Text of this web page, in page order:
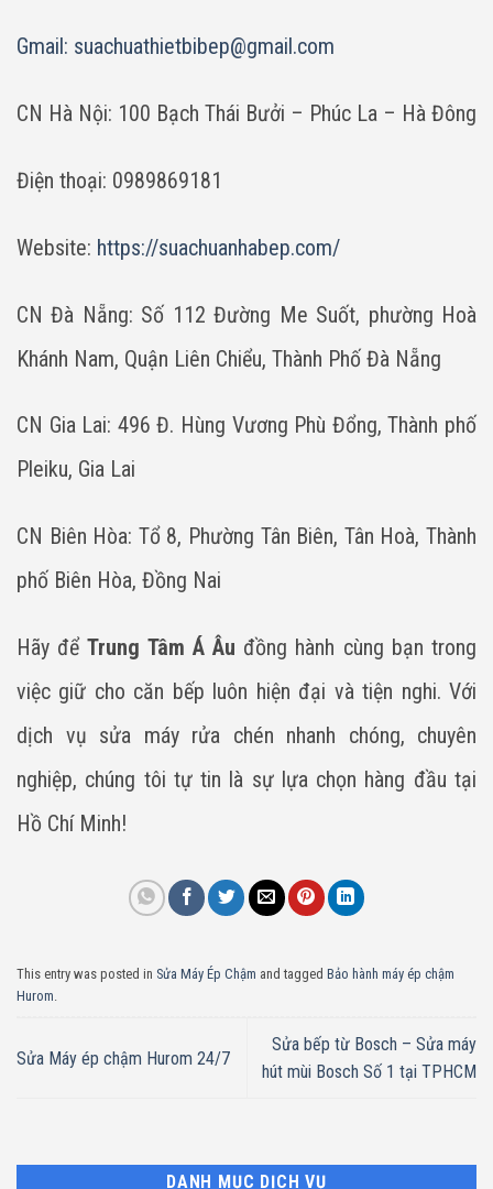
Gmail: suachuathietbibep@gmail.com
CN Hà Nội: 100 Bạch Thái Bưởi – Phúc La – Hà Đông
Điện thoại: 0989869181
Website: https://suachuanhabep.com/
CN Đà Nẵng: Số 112 Đường Me Suốt, phường Hoà
Khánh Nam, Quận Liên Chiểu, Thành Phố Đà Nẵng
CN Gia Lai: 496 Đ. Hùng Vương Phù Đổng, Thành phố
Pleiku, Gia Lai
CN Biên Hòa: Tổ 8, Phường Tân Biên, Tân Hoà, Thành
phố Biên Hòa, Đồng Nai
Hãy đểTrung Tâm Á Âu đồng hành cùng bạn trong
việc giữ cho căn bếp luôn hiện đại và tiện nghi. Với
dịch vụ sửa máy rửa chén nhanh chóng, chuyên
nghiệp, chúng tôi tự tin là sự lựa chọn hàng đầu tại
Hồ Chí Minh!
This entry was posted in Sửa Máy Ép Chậm and tagged Bảo hành máy ép chậm
Hurom.
Sửa Máy ép chậm Hurom 24/7
Sửa bếp từ Bosch – Sửa máy
hút mùi Bosch Số 1 tại TPHCM
DANH MỤC DỊCH VỤ